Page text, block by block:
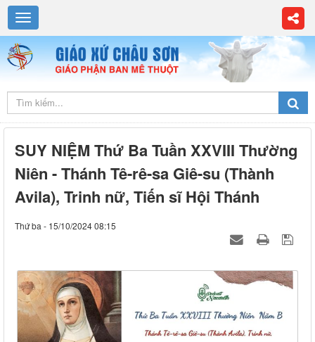
SUY NIỆM Thứ Ba Tuần XXVIII Thường
Niên - Thánh Tê-rê-sa Giê-su (Thành
Avila), Trinh nữ, Tiến sĩ Hội Thánh
Thứ ba - 15/10/2024 08:15